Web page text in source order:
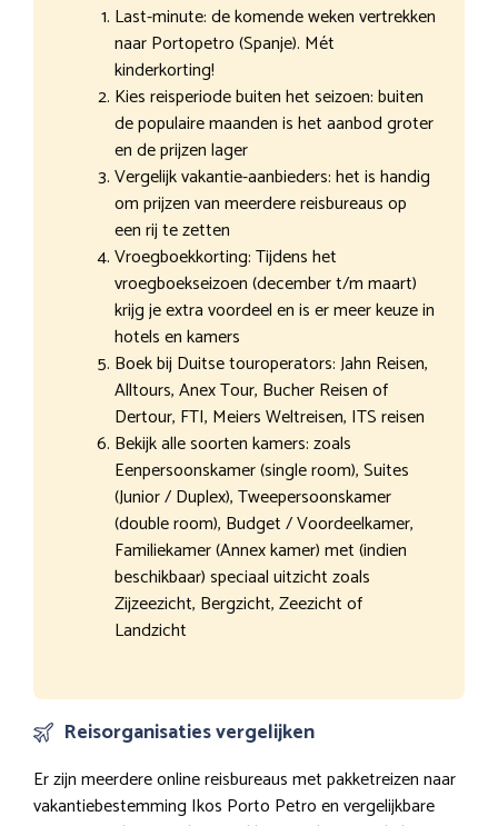
Last-minute: de komende weken vertrekken
naar Portopetro (Spanje). Mét
kinderkorting!
Kies reisperiode buiten het seizoen: buiten
de populaire maanden is het aanbod groter
en de prijzen lager
Vergelijk vakantie-aanbieders: het is handig
om prijzen van meerdere reisbureaus op
een rij te zetten
Vroegboekkorting: Tijdens het
vroegboekseizoen (december t/m maart)
krijg je extra voordeel en is er meer keuze in
hotels en kamers
Boek bij Duitse touroperators: Jahn Reisen,
Alltours, Anex Tour, Bucher Reisen of
Dertour, FTI, Meiers Weltreisen, ITS reisen
Bekijk alle soorten kamers: zoals
Eenpersoonskamer (single room), Suites
(Junior / Duplex), Tweepersoonskamer
(double room), Budget / Voordeelkamer,
Familiekamer (Annex kamer) met (indien
beschikbaar) speciaal uitzicht zoals
Zijzeezicht, Bergzicht, Zeezicht of
Landzicht
Reisorganisaties vergelijken
Er zijn meerdere online reisbureaus met pakketreizen naar
vakantiebestemming Ikos Porto Petro en vergelijkbare